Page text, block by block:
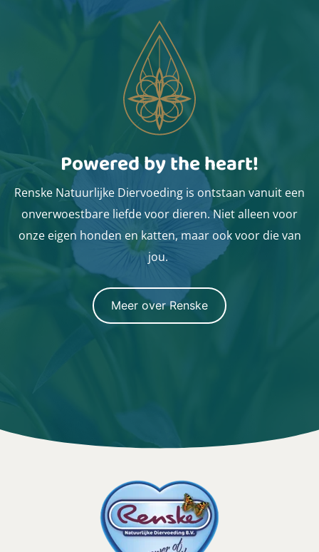
Powered by the heart!
Renske Natuurlijke Diervoeding is ontstaan vanuit een
onverwoestbare liefde voor dieren. Niet alleen voor
onze eigen honden en katten, maar ook voor die van
jou.
Meer over Renske